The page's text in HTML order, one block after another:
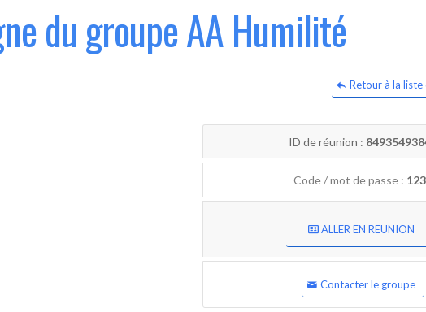
du groupe AA Humilité
Retour à la liste
ID de réunion :
Code / mot de passe :
ALLER EN REUNION
Contacter le groupe